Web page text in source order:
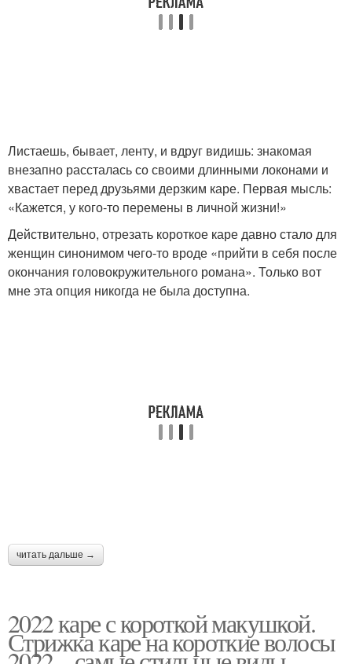
Листаешь, бывает, ленту, и вдруг видишь: знакомая
внезапно рассталась со своими длинными локонами и
хвастает перед друзьями дерзким каре. Первая мысль:
«Кажется, у кого-то перемены в личной жизни!»
Действительно, отрезать короткое каре давно стало для
женщин синонимом чего-то вроде «прийти в себя после
окончания головокружительного романа». Только вот
мне эта опция никогда не была доступна.
читать дальше →
2022 каре с короткой макушкой.
Стрижка каре на короткие волосы